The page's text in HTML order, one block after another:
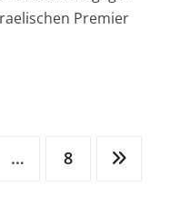
Premier
… 8